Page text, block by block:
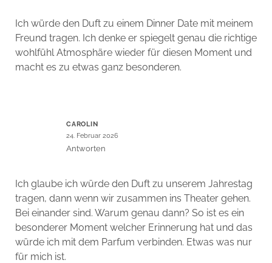
Ich würde den Duft zu einem Dinner Date mit meinem
Freund tragen. Ich denke er spiegelt genau die richtige
wohlfühl Atmosphäre wieder für diesen Moment und
macht es zu etwas ganz besonderen.
CAROLIN
24. Februar 2026
Antworten
Ich glaube ich würde den Duft zu unserem Jahrestag
tragen, dann wenn wir zusammen ins Theater gehen.
Bei einander sind. Warum genau dann? So ist es ein
besonderer Moment welcher Erinnerung hat und das
würde ich mit dem Parfum verbinden. Etwas was nur
für mich ist.